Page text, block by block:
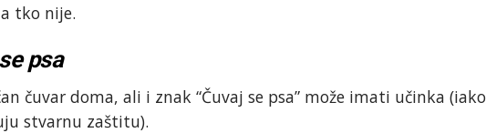
tko nije.
psa
čuvar doma, ali i znak “Čuvaj se psa” može imati učinka (iako
stvarnu zaštitu).